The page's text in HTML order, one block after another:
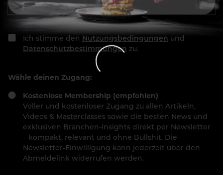
Ich stimme den Nutzungsbedingungen und
Datenschutzbestimmungen zu.
Wähle deinen Zugang:
Kostenlose Membership (empfohlen)
Voller und kostenloser Zugang zu allen Artikeln,
Videos & Masterclasses sowie die besten News und
exklusiven Branchen-Insights direkt per Newsletter
– kompakt, relevant und ohne Bullshit. Die
Newsletter-Einwilligung kann jederzeit über den
Abmeldelink widerrufen werden.